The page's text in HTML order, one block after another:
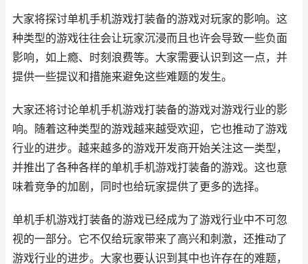
大家将探讨单机手机游戏打装备的游戏对玩家的影响。这
种类型的游戏往往会让玩家沉浸而且也许会导致一些负面
影响，如上瘾、时刻浪费等。大家需要认识到这一点，并
提供一些提议和措施来避免这些难题的发生。
大家还将讨论单机手机游戏打装备的游戏对游戏行业的影
响。随着这种类型的游戏越来越受欢迎，它也推动了游戏
行业的进步。越来越多的游戏开发商开始关注这一类型，
并推出了各种各样的单机手机游戏打装备的游戏。这也意
味着竞争的加剧，同时也给玩家提供了更多的选择。
单机手机游戏打装备的游戏已经成为了游戏行业中不可忽
视的一部分。它不仅给玩家带来了高兴和刺激，还推动了
游戏行业的进步。大家也要认识到其中也许存在的难题，